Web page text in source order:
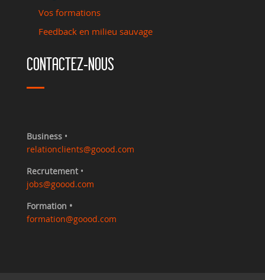
Vos formations
Feedback en milieu sauvage
CONTACTEZ-NOUS
Business •
relationclients@goood.com
Recrutement •
jobs@goood.com
Formation •
formation@goood.com